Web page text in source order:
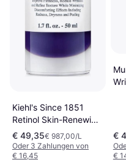
Kiehl's Since 1851
Retinol Skin-Renewing
Daily Micro-Dose
Serum 50ml
€ 49,35€ 987,00/L
Oder 3 Zahlungen von
€ 16,45
€
€